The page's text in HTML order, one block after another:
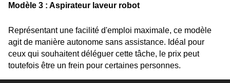
Modèle 3 : Aspirateur laveur robot
Représentant une facilité d'emploi maximale, ce modèle
agit de manière autonome sans assistance. Idéal pour
ceux qui souhaitent déléguer cette tâche, le prix peut
toutefois être un frein pour certaines personnes.